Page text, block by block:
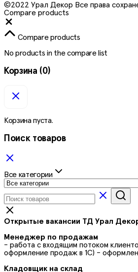
©2022 Урал Декор Все права
Compare products
Compare products
No products in the compare list
Корзина (0)
Корзина пуста.
Поиск товаров
Все категории
Открытые вакансии ТД Урал
Менеджер по продажам
- работа с входящим потоком
оформление продаж в 1С) -
Кладовщик на склад